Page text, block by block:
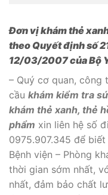
Đơn vị khám thẻ
theo Quyết định số
12/03/2007 của Bộ
– Quý cơ quan, công
cầu khám kiểm tra
khám thẻ xanh, thẻ
phẩm xin liên hệ số
0975.907.345 để biết
Bệnh viện – Phòng
thời gian sớm nhất,
nhất, đảm bảo chất